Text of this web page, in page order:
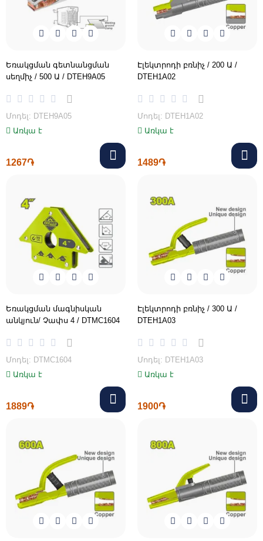
Եռակցման գետնանցման
սեղմիչ / 500 Ա / DTEH9A05
Մոդել: DTEH9A05
Առկա է
1267֏
Էլեկտրոդի բռնիչ / 200 Ա /
DTEH1A02
Մոդել: DTEH1A02
Առկա է
1489֏
Եռակցման մագնիսկան
անկյուն/ Չափս 4 / DTMC1604
Մոդել: DTMC1604
Առկա է
1889֏
Էլեկտրոդի բռնիչ / 300 Ա /
DTEH1A03
Մոդել: DTEH1A03
Առկա է
1900֏